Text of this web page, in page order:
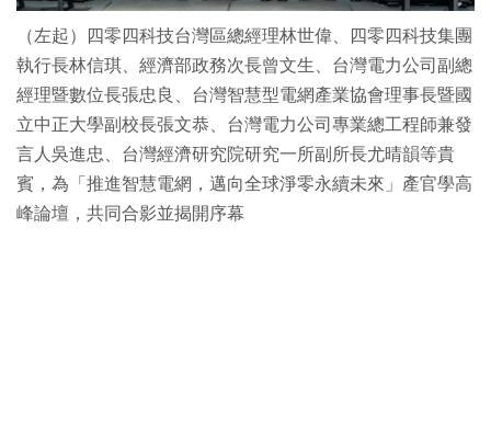
（左起）四零四科技台灣區總經理林世偉、四零四科技集團
執行長林信琪、經濟部政務次長曾文生、台灣電力公司副總
經理暨數位長張忠良、台灣智慧型電網產業協會理事長暨國
立中正大學副校長張文恭、台灣電力公司專業總工程師兼發
言人吳進忠、台灣經濟研究院研究一所副所長尤晴韻等貴
賓，為「推進智慧電網，邁向全球淨零永續未來」產官學高
峰論壇，共同合影並揭開序幕